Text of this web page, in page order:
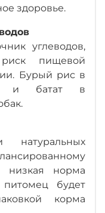
здоровье.
углеводов,
пищевой
Бурый рис в
и батат в
натуральных
низкая норма
будет
корма